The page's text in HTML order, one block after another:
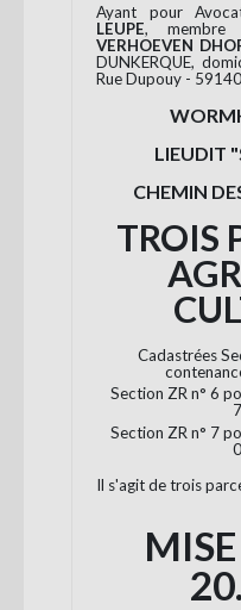
Ayant pour
LEUPE,
VERHOEVEN
DUNKERQUE,
Rue Dupouy -
LIEUDIT
CHEMIN
TROIS
Cadastrées
Section ZR n° 6
Section ZR n° 7
Il s'agit de trois